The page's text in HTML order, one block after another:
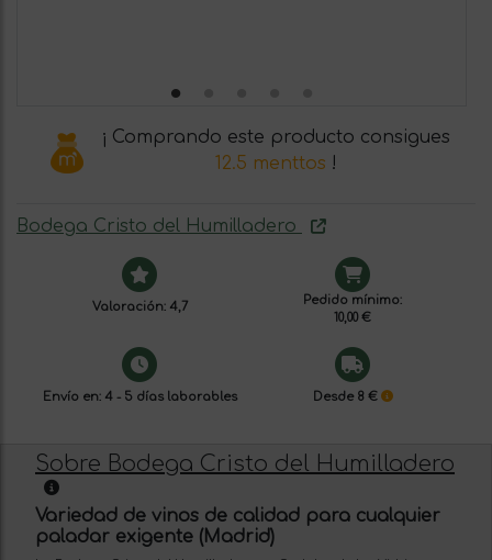
¡ Comprando este producto consigues
12.5 menttos !
Bodega Cristo del Humilladero
Valoración: 4,7
Pedido mínimo:
10,00 €
Envío en: 4 - 5 días laborables Desde 8 €
Sobre Bodega Cristo del Humilladero
Variedad de vinos de calidad para cualquier
paladar exigente (Madrid)